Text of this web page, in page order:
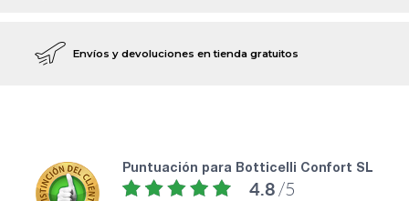
Envíos y devoluciones en tienda gratuitos
puntuación para Botticelli Confort SL
4.8 /5